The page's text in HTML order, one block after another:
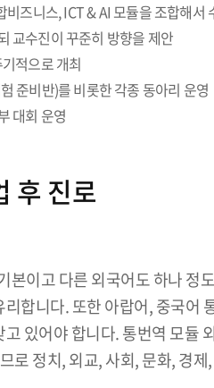
즈니스, ICT & AI 모듈을 조합해서
교수진이 꾸준히 방향을 제안
적으로 개최
준비반)를 비롯한 각종 동아리 운영
대회 운영
후 진로
이고 다른 외국어도 하나
합니다. 또한 아랍어, 중국
있어야 합니다. 통번역 모
로 정치, 외교, 사회, 문화, 경